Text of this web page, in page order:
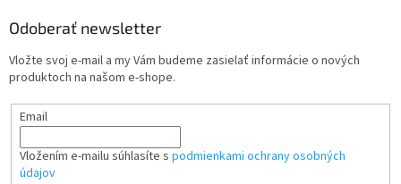
Odoberať newsletter
Vložte svoj e-mail a my Vám budeme zasielať informácie o nových
produktoch na našom e-shope.
Email
Vložením e-mailu súhlasíte s podmienkami ochrany osobných
údajov